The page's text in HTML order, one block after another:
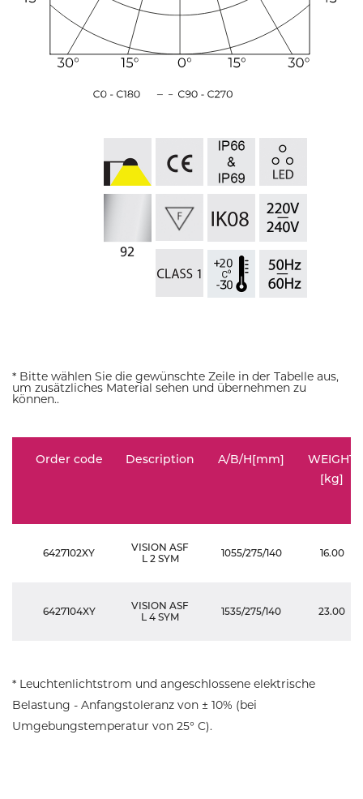
* Bitte wählen Sie die gewünschte Zeile in der Tabelle aus,
um zusätzliches Material sehen und übernehmen zu
können..
Order code Description A/B/H[mm]
WEIGHT
[kg]
6427102XY
VISION ASF
L 2 SYM
1055/275/140 16.00
6427104XY
VISION ASF
L 4 SYM
1535/275/140 23.00
* Leuchtenlichtstrom und angeschlossene elektrische
Belastung - Anfangstoleranz von ± 10% (bei
Umgebungstemperatur von 25° C).